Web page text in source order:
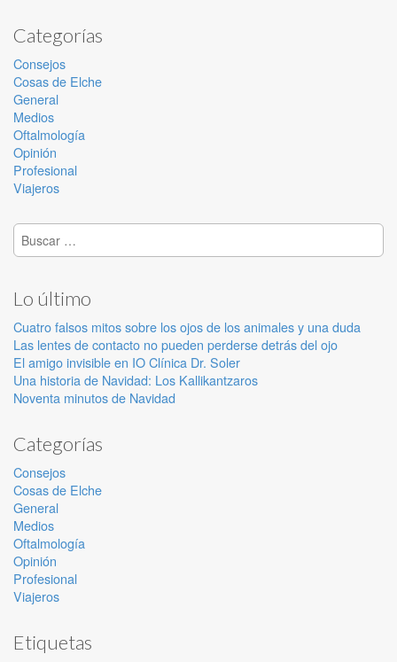
Categorías
Consejos
Cosas de Elche
General
Medios
Oftalmología
Opinión
Profesional
Viajeros
Buscar:
Lo último
Cuatro falsos mitos sobre los ojos de los animales y una duda
Las lentes de contacto no pueden perderse detrás del ojo
El amigo invisible en IO Clínica Dr. Soler
Una historia de Navidad: Los Kallikantzaros
Noventa minutos de Navidad
Categorías
Consejos
Cosas de Elche
General
Medios
Oftalmología
Opinión
Profesional
Viajeros
Etiquetas